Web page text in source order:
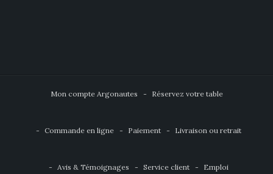
Mon compte Argonautes Réservez votre table
Commande en ligne Paiement Livraison ou retrait
Avis & Témoignages Service client Emploi